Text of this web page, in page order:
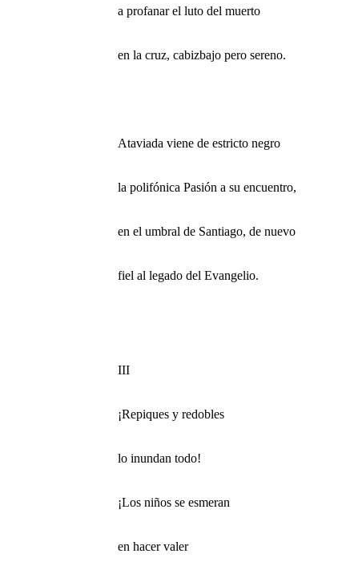
a profanar el luto del muerto
en la cruz, cabizbajo pero sereno.
Ataviada viene de estricto negro
la polifónica Pasión a su encuentro,
en el umbral de Santiago, de nuevo
fiel al legado del Evangelio.
III
¡Repiques y redobles
lo inundan todo!
¡Los niños se esmeran
en hacer valer